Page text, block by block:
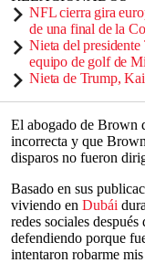
NFL cierra gira
de una final de la
Nieta del
equipo de golf de
Nieta de Trump,
El abogado de Brown
incorrecta y que
disparos no fueron
Basado en sus
viviendo en Dubái
redes sociales
defendiendo porque
intentaron robarme